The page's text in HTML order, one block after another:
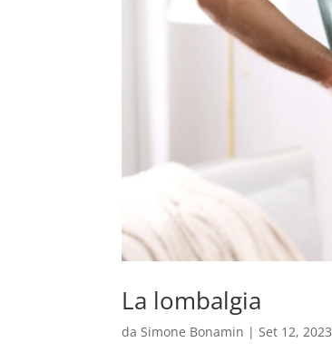
La lombalgia
daSimone Bonamin |Set 12, 2023